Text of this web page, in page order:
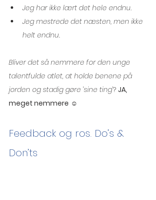
Jeg har ikke lært det hele endnu.
Jeg mestrede det næsten, men ikke
helt endnu.
Bliver det så nemmere for den unge
talentfulde atlet, at holde benene på
jorden og stadig gøre ’sine ting’? JA,
meget nemmere ☺
Feedback og ros. Do’s &
Don’ts